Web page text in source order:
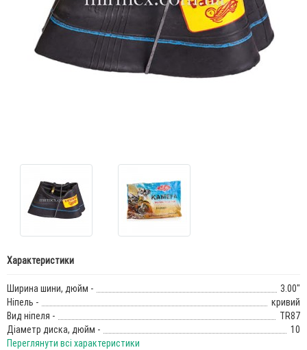
Характеристики
Ширина шини, дюйм -
3.00"
Ніпель -
кривий
Вид ніпеля -
TR87
Діаметр диска, дюйм -
10
Переглянути всі характеристики